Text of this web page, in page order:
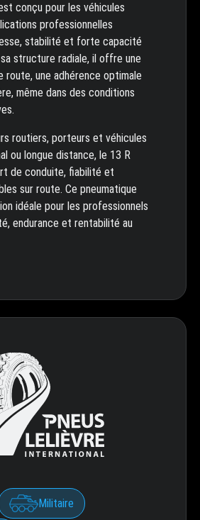
conçu pour les véhicules
professionnelles
stabilité et forte capacité
structure radiale, il offre une
route, une adhérence optimale
même dans des conditions
routiers, porteurs et véhicules
ou longue distance, le 13 R
de conduite, fiabilité et
sur route. Ce pneumatique
idéale pour les professionnels
endurance et rentabilité au
Militaire